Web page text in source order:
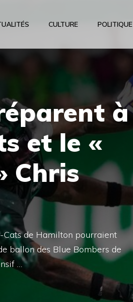
CULTURE POLITIQUE
à
et le «
Chris
de Hamilton pourraient
ballon des Blue Bombers de
…